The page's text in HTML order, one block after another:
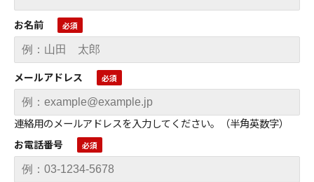
お名前
メールアドレス
連絡用のメールアドレスを入力してください。（半角英数字）
お電話番号